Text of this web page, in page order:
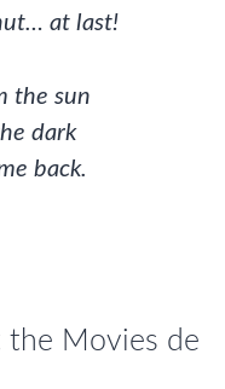
at last!
the sun
dark
back.
the Movies de